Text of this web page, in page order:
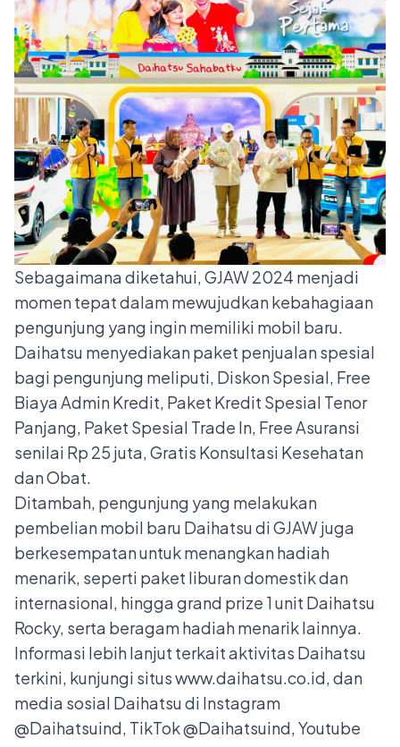
Sebagaimana diketahui, GJAW 2024 menjadi
momen tepat dalam mewujudkan kebahagiaan
pengunjung yang ingin memiliki mobil baru.
Daihatsu menyediakan paket penjualan spesial
bagi pengunjung meliputi, Diskon Spesial, Free
Biaya Admin Kredit, Paket Kredit Spesial Tenor
Panjang, Paket Spesial Trade In, Free Asuransi
senilai Rp 25 juta, Gratis Konsultasi Kesehatan
dan Obat.
Ditambah, pengunjung yang melakukan
pembelian mobil baru Daihatsu di GJAW juga
berkesempatan untuk menangkan hadiah
menarik, seperti paket liburan domestik dan
internasional, hingga grand prize 1 unit Daihatsu
Rocky, serta beragam hadiah menarik lainnya.
Informasi lebih lanjut terkait aktivitas Daihatsu
terkini, kunjungi situswww.daihatsu.co.id, dan
media sosial Daihatsu di Instagram
@Daihatsuind, TikTok @Daihatsuind, Youtube